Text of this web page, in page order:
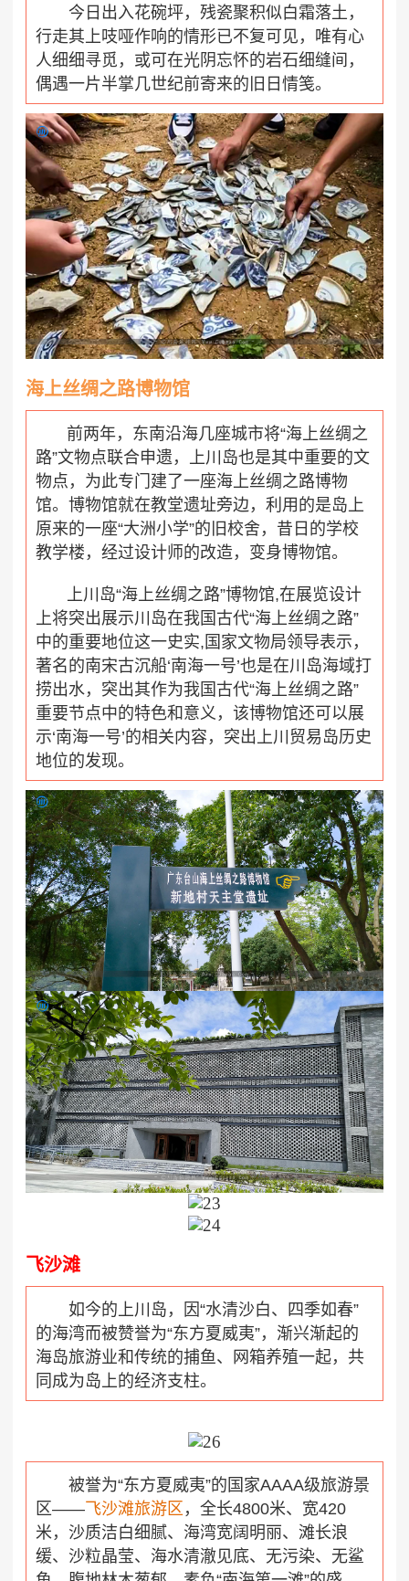
今日出入花碗坪，残瓷聚积似白霜落土，
行走其上吱哑作响的情形已不复可见，唯有心
人细细寻觅，或可在光阴忘怀的岩石细缝间，
偶遇一片半掌几世纪前寄来的旧日情笺。
海上丝绸之路博物馆
前两年，东南沿海几座城市将“海上丝绸之
路”文物点联合申遗，上川岛也是其中重要的文
物点，为此专门建了一座海上丝绸之路博物
馆。博物馆就在教堂遗址旁边，利用的是岛上
原来的一座“大洲小学”的旧校舍，昔日的学校
教学楼，经过设计师的改造，变身博物馆。
上川岛“海上丝绸之路”博物馆,在展览设计
上将突出展示川岛在我国古代“海上丝绸之路”
中的重要地位这一史实,国家文物局领导表示，
著名的南宋古沉船‘南海一号’也是在川岛海域打
捞出水，突出其作为我国古代“海上丝绸之路”
重要节点中的特色和意义，该博物馆还可以展
示‘南海一号’的相关内容，突出上川贸易岛历史
地位的发现。
飞沙滩
如今的上川岛，因“水清沙白、四季如春”
的海湾而被赞誉为“东方夏威夷”，渐兴渐起的
海岛旅游业和传统的捕鱼、网箱养殖一起，共
同成为岛上的经济支柱。
被誉为“东方夏威夷”的国家AAAA级旅游景
区——飞沙滩旅游区 ，全长4800米、宽420
米，沙质洁白细腻、海湾宽阔明丽、滩长浪
缓、沙粒晶莹、海水清澈见底、无污染、无鲨